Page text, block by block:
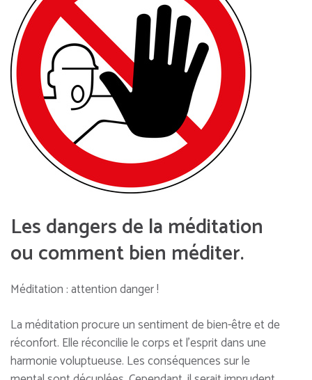
Les dangers de la méditation
ou comment bien méditer.
Méditation : attention danger !
La méditation procure un sentiment de bien-être et de
réconfort. Elle réconcilie le corps et l’esprit dans une
harmonie voluptueuse. Les conséquences sur le